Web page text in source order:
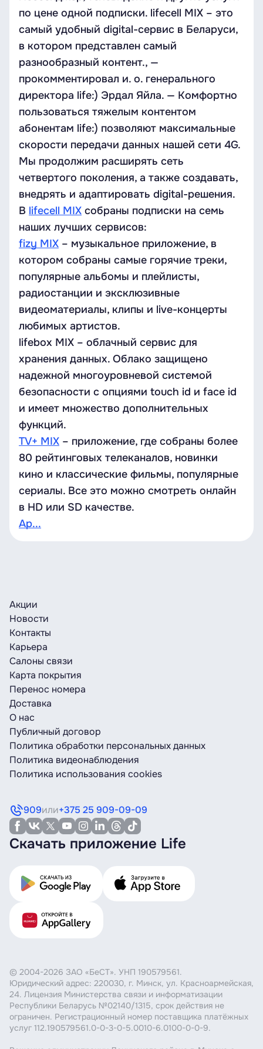
по цене одной подписки. lifecell MIX – это
самый удобный digital-сервис в Беларуси,
в котором представлен самый
разнообразный контент., —
прокомментировал и. о. генерального
директора life:) Эрдал Яйла. — Комфортно
пользоваться тяжелым контентом
абонентам life:) позволяют максимальные
скорости передачи данных нашей сети 4G.
Мы продолжим расширять сеть
четвертого поколения, а также создавать,
внедрять и адаптировать digital-решения.
В lifecell MIX собраны подписки на семь
наших лучших сервисов:
fizy MIX – музыкальное приложение, в
котором собраны самые горячие треки,
популярные альбомы и плейлисты,
радиостанции и эксклюзивные
видеоматериалы, клипы и live-концерты
любимых артистов.
lifebox MIX – облачный сервис для
хранения данных. Облако защищено
надежной многоуровневой системой
безопасности с опциями touch id и face id
и имеет множество дополнительных
функций.
TV+ MIX – приложение, где собраны более
80 рейтинговых телеканалов, новинки
кино и классические фильмы, популярные
сериалы. Все это можно смотреть онлайн
в HD или SD качестве.
Ap...
Акции
Новости
Контакты
Карьера
Салоны связи
Карта покрытия
Перенос номера
Доставка
О нас
Публичный договор
Политика обработки персональных данных
Политика видеонаблюдения
Политика использования cookies
909или+375 25 909-09-09
Скачать приложение Life
© 2004-2026 ЗАО «БеСТ». УНП 190579561.
Юридический адрес: 220030, г. Минск, ул. Красноармейская,
24. Лицензия Министерства связи и информатизации
Республики Беларусь №02140/1315, срок действия не
ограничен. Регистрационный номер поставщика платёжных
услуг 112.190579561.0-0-3-0-5.0010-6.0100-0-0-9.